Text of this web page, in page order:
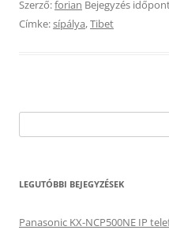
Szerző:forian Bejegyzés
Címke:sípálya,Tibet
LEGUTÓBBI BEJEGYZÉSEK
Panasonic KX-NCP500NE IP